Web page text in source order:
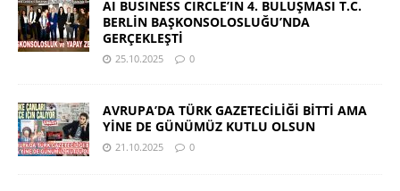
AI BUSINESS CIRCLE’IN 4. BULUŞMASI T.C.
BERLİN BAŞKONSOLOSLUĞU’NDA
GERÇEKLEŞTİ
25.10.2025 0
AVRUPA’DA TÜRK GAZETECİLİĞİ BİTTİ AMA
YİNE DE GÜNÜMÜZ KUTLU OLSUN
21.10.2025 0